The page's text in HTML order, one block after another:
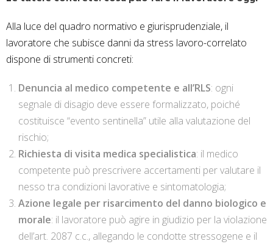
Alla luce del quadro normativo e giurisprudenziale, il
lavoratore che subisce danni da stress lavoro-correlato
dispone di strumenti concreti:
Denuncia al medico competente e all’RLS: ogni
segnale di disagio deve essere formalizzato, poiché
costituisce “evento sentinella” utile alla valutazione del
rischio;
Richiesta di visita medica specialistica: il medico
competente può prescrivere accertamenti per valutare il
nesso tra condizioni lavorative e sintomatologia;
Azione legale per risarcimento del danno biologico e
morale: il lavoratore può agire in giudizio per la violazione
dell’art. 2087 c.c., allegando le condotte stressogene e il